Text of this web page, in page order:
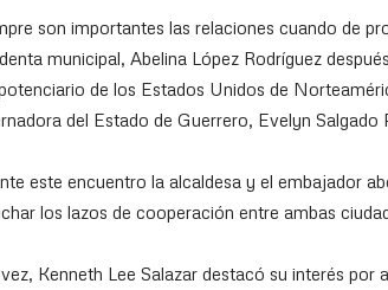
son importantes las relaciones cuando de
municipal, Abelina López Rodríguez
de los Estados Unidos de
del Estado de Guerrero, Evelyn Salgado
este encuentro la alcaldesa y el embajador
los lazos de cooperación entre ambas
Kenneth Lee Salazar destacó su interés